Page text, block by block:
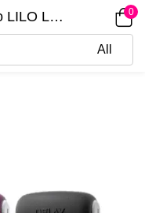
Anillo Vibrador Bosco LILO LL-B2412S 0